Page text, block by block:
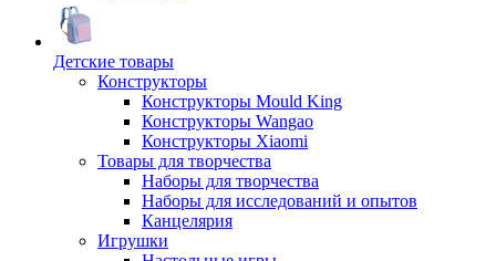
Детские товары
Конструкторы
Конструкторы Mould King
Конструкторы Wangao
Конструкторы Xiaomi
Товары для творчества
Наборы для творчества
Наборы для исследований и опытов
Канцелярия
Игрушки